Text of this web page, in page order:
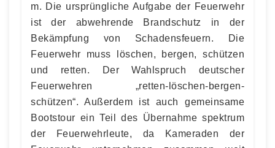
m. Die ursprüngliche Aufgabe der Feuerwehr
ist der abwehrende Brandschutz in der
Bekämpfung von Schadensfeuern. Die
Feuerwehr muss löschen, bergen, schützen
und retten. Der Wahlspruch deutscher
Feuerwehren „retten-löschen-bergen-
schützen“. Außerdem ist auch gemeinsame
Bootstour ein Teil des Übernahme spektrum
der Feuerwehrleute, da Kameraden der